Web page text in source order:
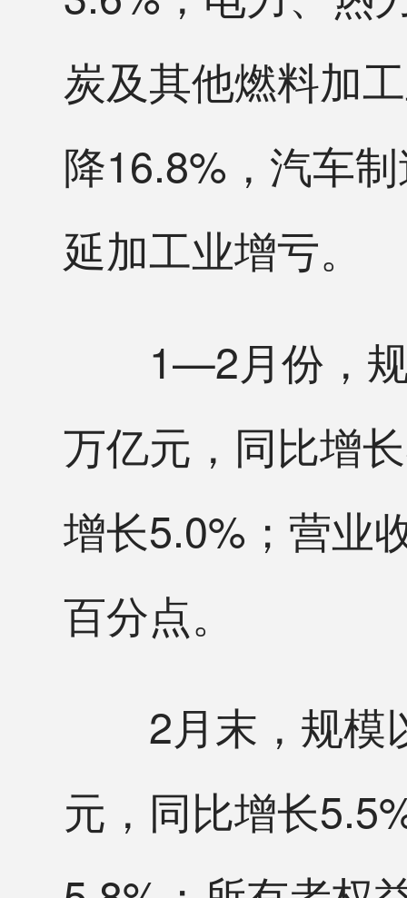
炭及其他燃料加
降16.8%，汽车
延加工业增亏。
1—2月份，规
万亿元，同比增
增长5.0%；营业
百分点。
2月末，规模
元，同比增长